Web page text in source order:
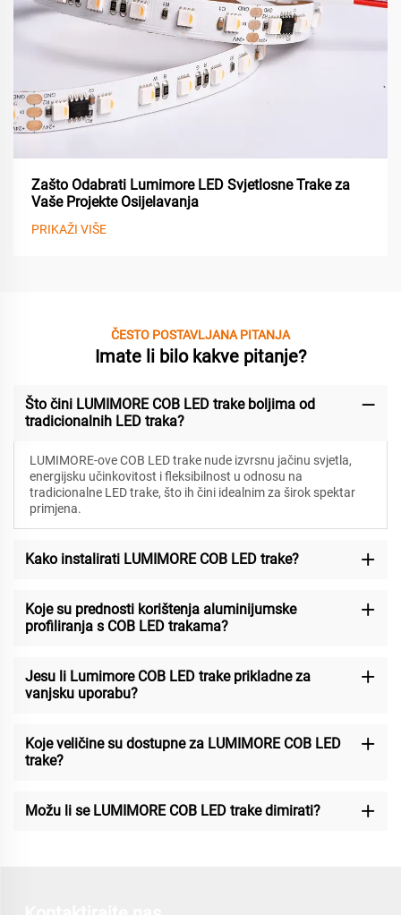
Zašto Odabrati Lumimore LED Svjetlosne Trake za
Vaše Projekte Osijelavanja
PRIKAŽI VIŠE
ČESTO POSTAVLJANA PITANJA
Imate li bilo kakve pitanje?
Što čini LUMIMORE COB LED trake boljima od
tradicionalnih LED traka?
LUMIMORE-ove COB LED trake nude izvrsnu jačinu svjetla,
energijsku učinkovitost i fleksibilnost u odnosu na
tradicionalne LED trake, što ih čini idealnim za širok spektar
primjena.
Kako instalirati LUMIMORE COB LED trake?
Koje su prednosti korištenja aluminijumske
profiliranja s COB LED trakama?
Jesu li Lumimore COB LED trake prikladne za
vanjsku uporabu?
Koje veličine su dostupne za LUMIMORE COB LED
trake?
Možu li se LUMIMORE COB LED trake dimirati?